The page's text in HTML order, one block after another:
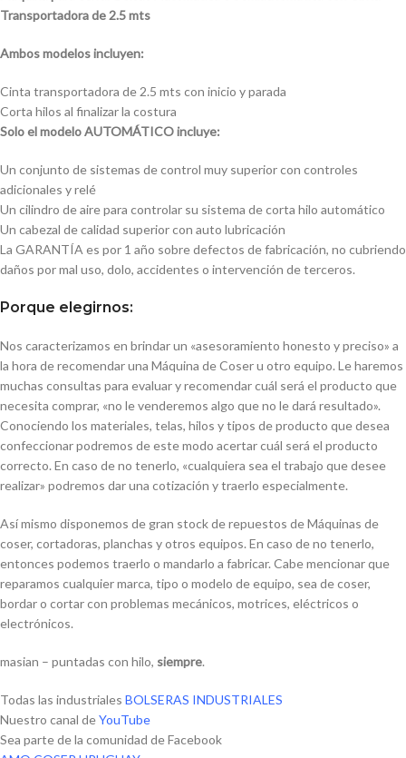
Transportadora de 2.5 mts
Ambos modelos incluyen:
Cinta transportadora de 2.5 mts con inicio y parada
Corta hilos al finalizar la costura
Solo el modelo AUTOMÁTICO incluye:
Un conjunto de sistemas de control muy superior con controles
adicionales y relé
Un cilindro de aire para controlar su sistema de corta hilo automático
Un cabezal de calidad superior con auto lubricación
La GARANTÍA es por 1 año sobre defectos de fabricación, no cubriendo
daños por mal uso, dolo, accidentes o intervención de terceros.
Porque elegirnos:
Nos caracterizamos en brindar un «asesoramiento honesto y preciso» a
la hora de recomendar una Máquina de Coser u otro equipo. Le haremos
muchas consultas para evaluar y recomendar cuál será el producto que
necesita comprar, «no le venderemos algo que no le dará resultado».
Conociendo los materiales, telas, hilos y tipos de producto que desea
confeccionar podremos de este modo acertar cuál será el producto
correcto. En caso de no tenerlo, «cualquiera sea el trabajo que desee
realizar» podremos dar una cotización y traerlo especialmente.
Así mismo disponemos de gran stock de repuestos de Máquinas de
coser, cortadoras, planchas y otros equipos. En caso de no tenerlo,
entonces podemos traerlo o mandarlo a fabricar. Cabe mencionar que
reparamos cualquier marca, tipo o modelo de equipo, sea de coser,
bordar o cortar con problemas mecánicos, motrices, eléctricos o
electrónicos.
masian – puntadas con hilo, siempre.
Todas las industriales BOLSERAS INDUSTRIALES
Nuestro canal deYouTube
Sea parte de la comunidad de Facebook